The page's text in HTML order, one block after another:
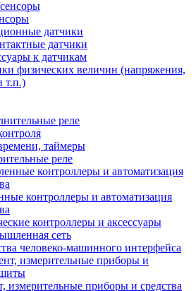
датчики
датчики
к датчикам
физических величин (напряжения,
т.п.)
реле
таймеры
реле
контроллеры и автоматизация
контроллеры и аксессуары
сеть
человеко-машинного интерфейса
измерительные приборы и средства